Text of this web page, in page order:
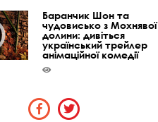
Баранчик Шон та
чудовисько з Мохнявої
долини: дивіться
український трейлер
анімаційної комедії